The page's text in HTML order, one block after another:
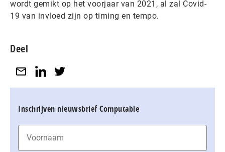
wordt gemikt op het voorjaar van 2021, al zal Covid-
19 van invloed zijn op timing en tempo.
Deel
Inschrijven nieuwsbrief Computable